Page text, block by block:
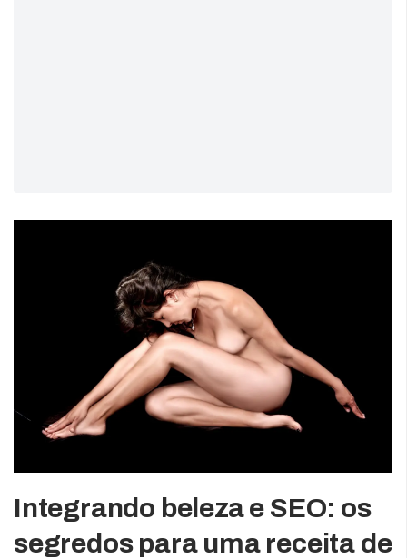
Integrando beleza e SEO: os
segredos para uma receita de